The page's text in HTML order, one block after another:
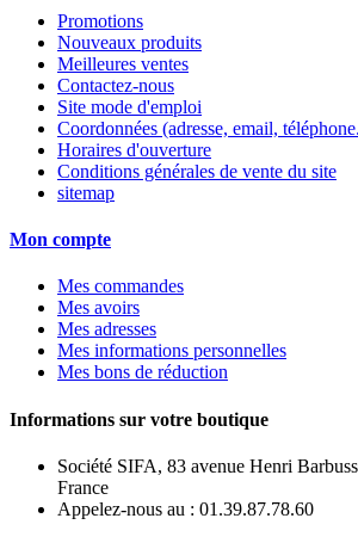
Promotions
Nouveaux produits
Meilleures ventes
Contactez-nous
Site mode d'emploi
Coordonnées (adresse, email,
Horaires d'ouverture
Conditions générales de vente du site
sitemap
Mon compte
Mes commandes
Mes avoirs
Mes adresses
Mes informations personnelles
Mes bons de réduction
Informations sur votre boutique
Société SIFA, 83 avenue Henri
France
Appelez-nous au : 01.39.87.78.60